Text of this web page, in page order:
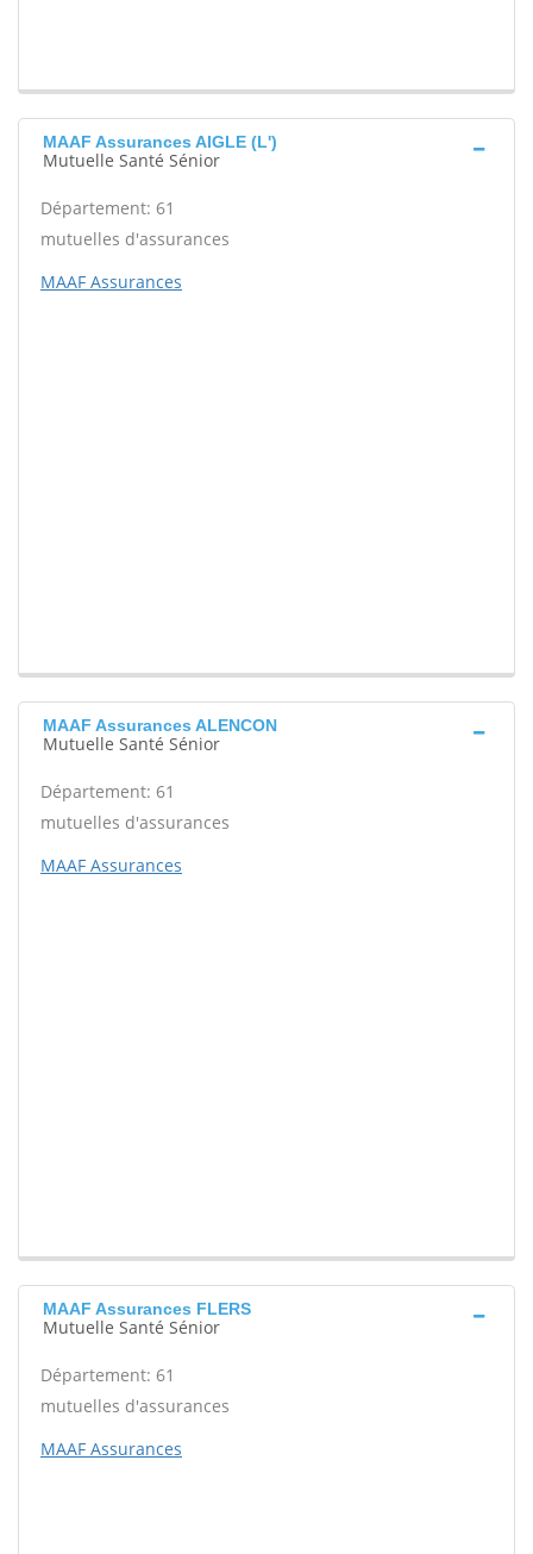
MAAF Assurances AIGLE (L')
Mutuelle Santé Sénior
Département: 61
mutuelles d'assurances
MAAF Assurances
MAAF Assurances ALENCON
Mutuelle Santé Sénior
Département: 61
mutuelles d'assurances
MAAF Assurances
MAAF Assurances FLERS
Mutuelle Santé Sénior
Département: 61
mutuelles d'assurances
MAAF Assurances